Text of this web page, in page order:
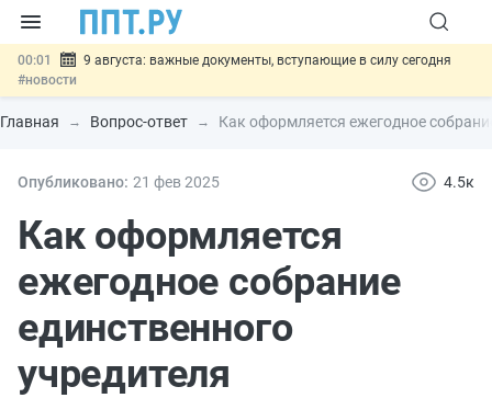
00:01
9 августа: важные документы, вступающие в силу сегодня
#новости
07.08 Подписан закон о блокировке продажи опасных товаров через
«Честный знак»#новости
07.08 Госпошлину за устранение ошибок в документах предлагают
07.08
отношений
#новости
Главная Вопрос-ответ Как оформляется ежегодное
Опубликовано: 21 фев2025 4.5к
Как оформляется
ежегодное собрание
единственного
учредителя